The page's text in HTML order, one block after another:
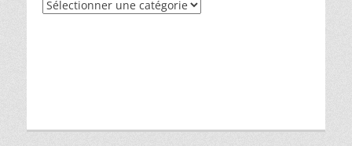
Recherche